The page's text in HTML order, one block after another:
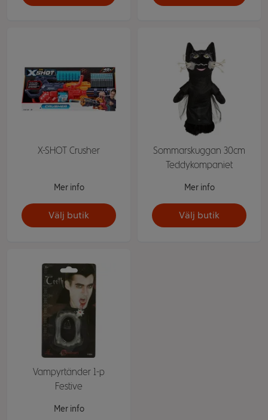
X-SHOT Crusher
Mer info
Välj butik
Sommarskuggan 30cm
Teddykompaniet
Mer info
Välj butik
Vampyrtänder 1-p
Festive
Mer info